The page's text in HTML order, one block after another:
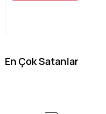
En Çok Satanlar